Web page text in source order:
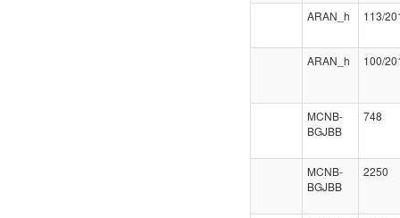
ARAN_h 113/
ARAN_h 100/
MCNB-
BGJBB
748
MCNB-
BGJBB
2250